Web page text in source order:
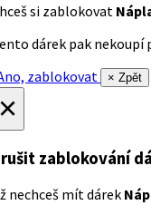
si zablokovat
dárek pak nekoupí
zablokovat
× Zpět
zablokování
nechceš mít dárek